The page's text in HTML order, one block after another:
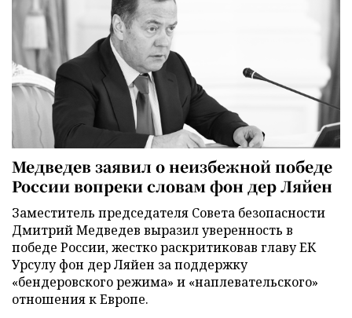
Медведев заявил о неизбежной победе
России вопреки словам фон дер Ляйен
Заместитель председателя Совета безопасности
Дмитрий Медведев выразил уверенность в
победе России, жестко раскритиковав главу ЕК
Урсулу фон дер Ляйен за поддержку
«бендеровского режима» и «наплевательского»
отношения к Европе.